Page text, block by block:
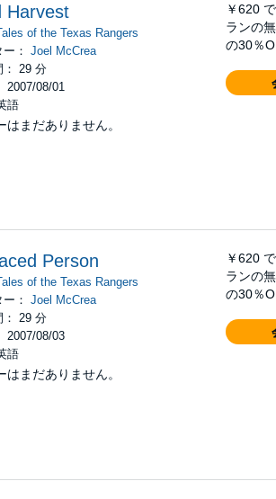
Harvest
of the Texas Rangers
ー：Joel McCrea
： 29 分
2007/08/01
語
はまだありません。
￥620
ランの
の30％
Person
of the Texas Rangers
ー：Joel McCrea
： 29 分
2007/08/03
語
はまだありません。
￥620
ランの
の30％